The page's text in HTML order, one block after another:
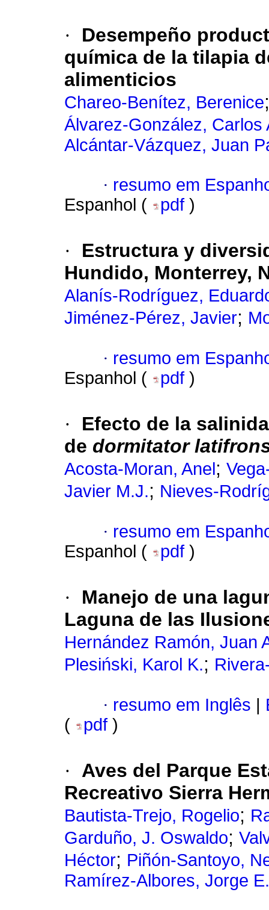
·
Desempeño
química de la tilapia
alimenticios
Chareo-Benítez, Berenice
Álvarez-González, Carlos
Alcántar-Vázquez, Juan
· resumo em
Espanhol (
pdf )
·
Estructura y
Hundido, Monterrey,
Alanís-Rodríguez,
Jiménez-Pérez, Javier;
· resumo em
Espanhol (
pdf )
·
Efecto de la
de dormitator
Acosta-Moran, Anel ;
Javier M.J.; Nieves-
· resumo em
Espanhol (
pdf )
·
Manejo de una
Laguna de las
Hernández Ramón, Juan
Plesiński, Karol K.;
· resumo em Inglês
(
pdf )
·
Aves del Parque
Recreativo Sierra
Bautista-Trejo, Rogelio;
Garduño, J. Oswaldo;
Héctor; Piñón-Santoyo,
Ramírez-Albores, Jorge E.